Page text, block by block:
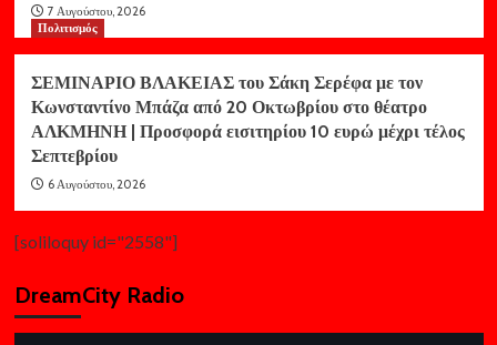
7 Αυγούστου, 2026
Πολιτισμός
ΣΕΜΙΝΑΡΙΟ ΒΛΑΚΕΙΑΣ του Σάκη Σερέφα με τον
Κωνσταντίνο Μπάζα από 20 Οκτωβρίου στο θέατρο
ΑΛΚΜΗΝΗ | Προσφορά εισιτηρίου 10 ευρώ μέχρι τέλος
Σεπτεβρίου
6 Αυγούστου, 2026
[soliloquy id="2558"]
DreamCity Radio